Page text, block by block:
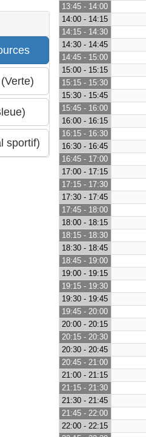
13:45 - 14:00
14:00 - 14:15
14:15 - 14:30
14:30 - 14:45
14:45 - 15:00
15:00 - 15:15
15:15 - 15:30
15:30 - 15:45
15:45 - 16:00
16:00 - 16:15
16:15 - 16:30
16:30 - 16:45
16:45 - 17:00
17:00 - 17:15
17:15 - 17:30
17:30 - 17:45
17:45 - 18:00
18:00 - 18:15
18:15 - 18:30
18:30 - 18:45
18:45 - 19:00
19:00 - 19:15
19:15 - 19:30
19:30 - 19:45
19:45 - 20:00
20:00 - 20:15
20:15 - 20:30
20:30 - 20:45
20:45 - 21:00
21:00 - 21:15
21:15 - 21:30
21:30 - 21:45
21:45 - 22:00
22:00 - 22:15